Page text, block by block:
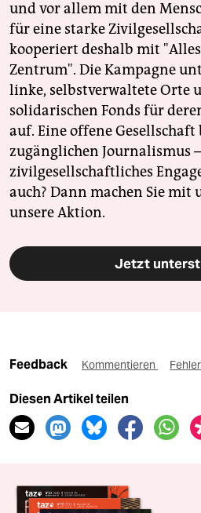
und vor allem mit den
für eine starke
kooperiert deshalb mit
Zentrum". Die Kampagne
linke, selbstverwaltete Orte
solidarischen Fonds für
auf. Eine offene
zugänglichen Journalismus
zivilgesellschaftliches
auch? Dann machen Sie mit
unsere Aktion.
Jetzt
Feedback Kommentieren
Diesen Artikel teilen